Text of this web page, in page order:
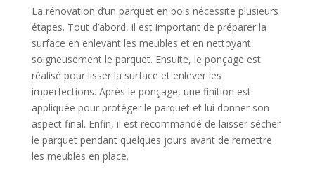
La rénovation d’un parquet en bois nécessite plusieurs
étapes. Tout d’abord, il est important de préparer la
surface en enlevant les meubles et en nettoyant
soigneusement le parquet. Ensuite, le ponçage est
réalisé pour lisser la surface et enlever les
imperfections. Après le ponçage, une finition est
appliquée pour protéger le parquet et lui donner son
aspect final. Enfin, il est recommandé de laisser sécher
le parquet pendant quelques jours avant de remettre
les meubles en place.